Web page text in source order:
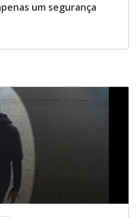
um segurança